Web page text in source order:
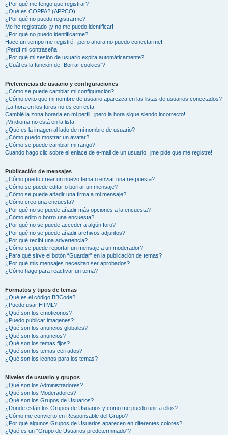
¿Por qué me tengo que registrar?
¿Qué es COPPA? (APPCO)
¿Por qué no puedo registrarme?
Me he registrado ¡y no me puedo identificar!
¿Por qué no puedo identificarme?
Hace un tiempo me registré, ¡pero ahora no puedo conectarme!
¡Perdí mi contraseña!
¿Por qué mi sesión de usuario expira automáticamente?
¿Cuál es la función de “Borrar cookies”?
Preferencias de usuario y configuraciones
¿Cómo se puede cambiar mi configuración?
¿Cómo evito que mi nombre de usuario aparezca en las listas de usuarios conectados?
¡La hora en los foros no es correcta!
Cambié la zona horaria en mi perfil, ¡pero la hora sigue siendo incorrecto!
¡Mi idioma no está en la lista!
¿Qué es la imagen al lado de mi nombre de usuario?
¿Cómo puedo mostrar un avatar?
¿Cómo se puede cambiar mi rango?
Cuando hago clic sobre el enlace de e-mail de un usuario, ¡me pide que me registre!
Publicación de mensajes
¿Cómo puedo crear un nuevo tema o enviar una respuesta?
¿Cómo se puede editar o borrar un mensaje?
¿Cómo se puede añadir una firma a mi mensaje?
¿Cómo creo una encuesta?
¿Por qué no se puede añadir más opciones a la encuesta?
¿Cómo edito o borro una encuesta?
¿Por qué no se puede acceder a algún foro?
¿Por qué no se puede añadir archivos adjuntos?
¿Por qué recibí una advertencia?
¿Cómo se puede reportar un mensaje a un moderador?
¿Para qué sirve el botón “Guardar” en la publicación de temas?
¿Por qué mis mensajes necesitan ser aprobados?
¿Cómo hago para reactivar un tema?
Formatos y tipos de temas
¿Qué es el código BBCode?
¿Puedo usar HTML?
¿Qué son los emoticonos?
¿Puedo publicar imagenes?
¿Qué son los anuncios globales?
¿Qué son los anuncios?
¿Qué son los temas fijos?
¿Qué son los temas cerrados?
¿Qué son los iconos para los temas?
Niveles de usuario y grupos
¿Qué son los Administradores?
¿Qué son los Moderadores?
¿Qué son los Grupos de Usuarios?
¿Donde están los Grupos de Usuarios y como me puedo unir a ellos?
¿Cómo me convierto en Responsable del Grupo?
¿Por qué algunos Grupos de Usuarios aparecen en diferentes colores?
¿Qué es un “Grupo de Usuarios predeterminado”?